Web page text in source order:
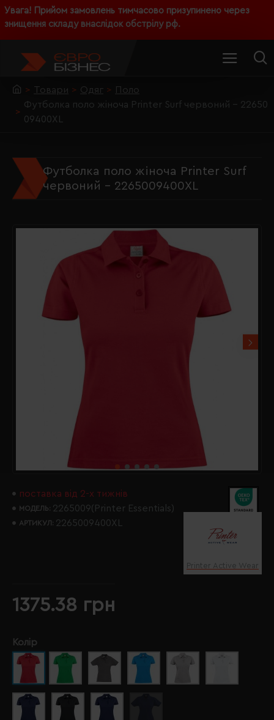
Увага! Прийом замовлень тимчасово призупинено через
знищення складу внаслідок обстрілу рф.
Товари Одяг
Поло
Футболка поло жіноча Printer Surf червоний - 22650
09400XL
Футболка поло жіноча Printer Surf
червоний - 2265009400XL
поставка від 2-х тижнів
МОДЕЛЬ: 2265009(Printer Essentials)
АРТИКУЛ: 2265009400XL
Printer Active Wear
1375.38 грн
Колір